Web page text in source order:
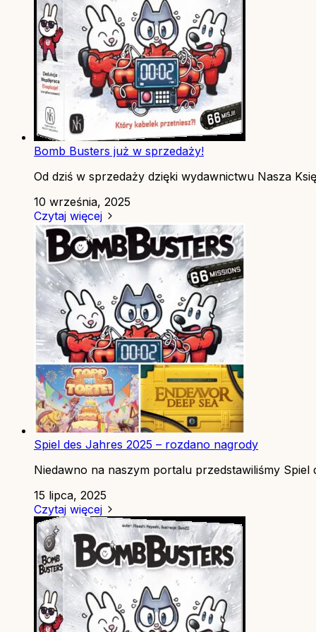
Bomb Busters już w sprzedaży!
Od dziś w sprzedaży dzięki wydawnictwu Nasza
10 września, 2025
Czytaj więcej
Spiel des Jahres 2025 – rozdano nagrody
Niedawno na naszym portalu przedstawiliśmy Spiel
15 lipca, 2025
Czytaj więcej